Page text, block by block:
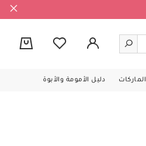
الماركات دليل الأمومة والأبوة